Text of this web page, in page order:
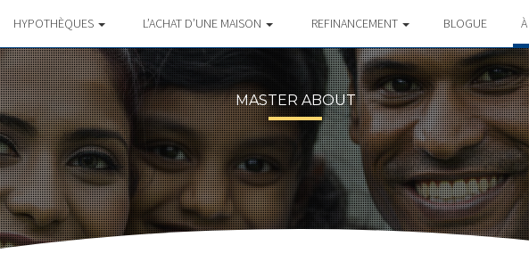
HYPOTHÈQUES L’ACHAT D’UNE MAISON REFINANCEMENT BLOGUE
MASTER ABOUT